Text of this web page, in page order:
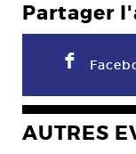
Partager
F
AUTRES